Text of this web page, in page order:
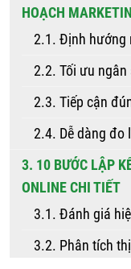
HOẠCH
2.1. Định hướng
2.2. Tối ưu
2.3. Tiếp cận
2.4. Dễ dàng đo
3. 10 BƯỚC LẬP
ONLINE CHI TIẾT
3.1. Đánh giá
3.2. Phân tích